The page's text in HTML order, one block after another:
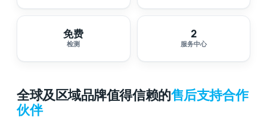
免费
检测
2
服务中心
全球及区域品牌值得信赖的售后支持合作
伙伴